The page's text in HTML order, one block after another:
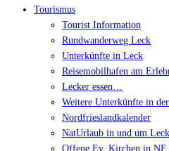
Tourismus
Tourist Information
Rundwanderweg Leck
Unterkünfte in Leck
Reisemobilhafen am
Lecker essen…
Weitere Unterkünfte in
Nordfrieslandkalender
NatUrlaub in und um Leck
Offene Ev. Kirchen in NF